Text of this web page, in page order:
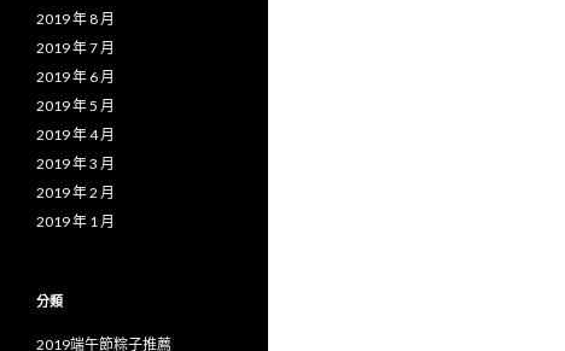
2019 年 8 月
2019 年 7 月
2019 年 6 月
2019 年 5 月
2019 年 4 月
2019 年 3 月
2019 年 2 月
2019 年 1 月
分類
2019端午節粽子推薦